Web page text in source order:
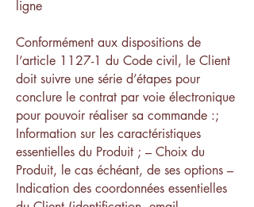
ligne
Conformément aux dispositions de
l’article 1127-1 du Code civil, le Client
doit suivre une série d’étapes pour
conclure le contrat par voie électronique
pour pouvoir réaliser sa commande :;
Information sur les caractéristiques
essentielles du Produit ; – Choix du
Produit, le cas échéant, de ses options –
Indication des coordonnées essentielles